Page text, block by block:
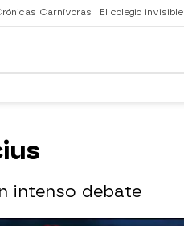
Carnívoras El colegio invisible
intenso debate